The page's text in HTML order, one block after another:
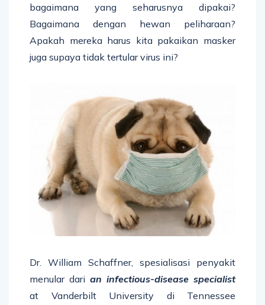
bagaimana yang seharusnya dipakai?
Bagaimana dengan hewan peliharaan?
Apakah mereka harus kita pakaikan masker
juga supaya tidak tertular virus ini?
Dr. William Schaffner, spesialisasi penyakit
menular dari an infectious-disease specialist
at Vanderbilt University di Tennessee